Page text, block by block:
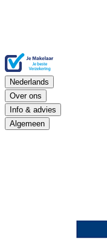
Nederlands
Over ons
Info & advies
Algemeen